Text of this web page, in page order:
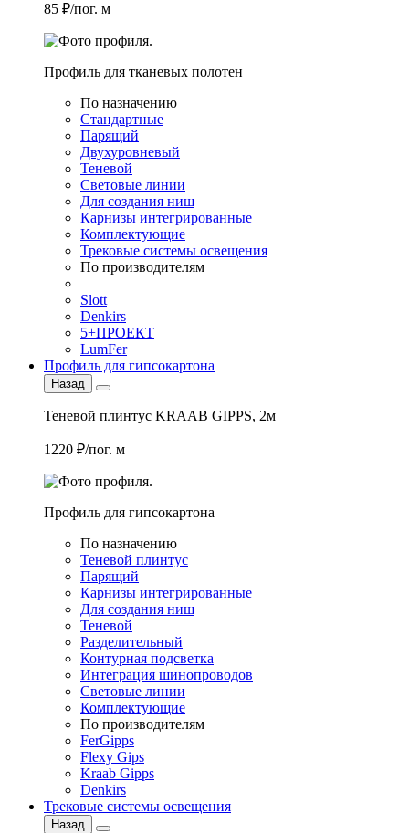
85 ₽/пог. м
Профиль для тканевых полотен
По назначению
Стандартные
Парящий
Двухуровневый
Теневой
Световые линии
Для создания ниш
Карнизы интегрированные
Комплектующие
Трековые системы освещения
По производителям
Slott
Denkirs
5+ПРОЕКТ
LumFer
Профиль для гипсокартона
Назад
Теневой плинтус KRAAB GIPPS, 2м
1220 ₽/пог. м
Профиль для гипсокартона
По назначению
Теневой плинтус
Парящий
Карнизы интегрированные
Для создания ниш
Теневой
Разделительный
Контурная подсветка
Интеграция шинопроводов
Световые линии
Комплектующие
По производителям
FerGipps
Flexy Gips
Kraab Gipps
Denkirs
Трековые системы освещения
Назад